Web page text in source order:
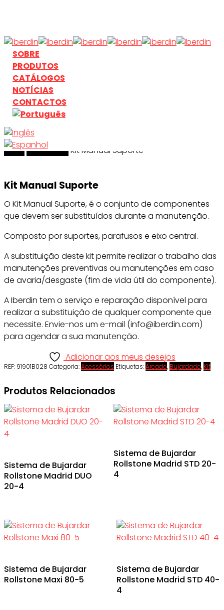
main
content
search
Menu
SOBRE
PRODUTOS
CATÁLOGOS
NOTÍCIAS
CONTACTOS
search
InícioAcessóriosKit Manual Suporte
Kit Manual Suporte
O Kit Manual Suporte, é o conjunto de componentes
que devem ser substituídos durante a manutenção.
Composto por suportes, parafusos e eixo central.
A substituição deste kit permite realizar o trabalho das
manutenções preventivas ou manutenções em caso
de avaria/desgaste (fim de vida útil do componente).
A Iberdin tem o serviço e reparação disponível para
realizar a substituição de qualquer componente que
necessite. Envie-nos um e-mail (info@iberdin.com)
para agendar a sua manutenção.
Adicionar aos meus desejos
REF: 91901B028 Categoria:Acessórios Etiquetas:Areado, Bujardado, Kit
Produtos Relacionados
Sistema de Bujardar
Rollstone Madrid DUO
20-4
Sistema de Bujardar
Rollstone Madrid STD 20-
4
Sistema de Bujardar
Rollstone Maxi 80-5
Sistema de Bujardar
Rollstone Madrid STD 40-
4